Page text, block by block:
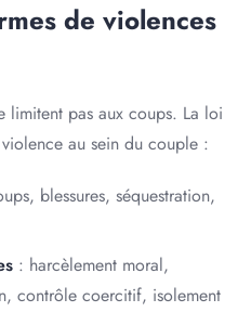
de violences
limitent pas aux coups. La loi
au sein du couple :
blessures, séquestration,
: harcèlement moral,
contrôle coercitif, isolement